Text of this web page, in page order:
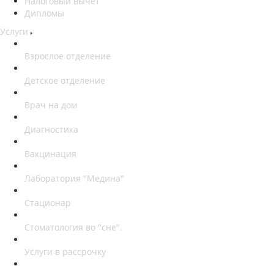
Дипломы
Услуги
Взрослое отделение
Детское отделение
Врач на дом
Диагностика
Вакцинация
Лаборатория "Медина"
Стационар
Стоматология во "сне".
Услуги в рассрочку